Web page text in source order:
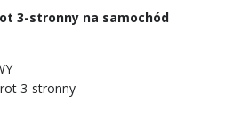
3-stronny na samochód
3-stronny